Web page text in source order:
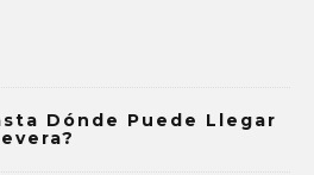
Dónde Puede Llegar